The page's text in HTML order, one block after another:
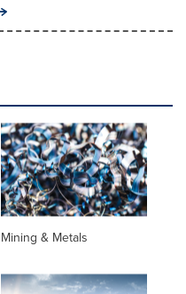
Mining & Metals